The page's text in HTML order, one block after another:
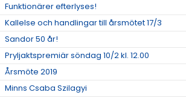
Funktionärer efterlyses!
Kallelse och handlingar till årsmötet 17/3
Sandor 50 år!
Pryljaktspremiär söndag 10/2 kl. 12.00
Årsmöte 2019
Minns Csaba Szilagyi